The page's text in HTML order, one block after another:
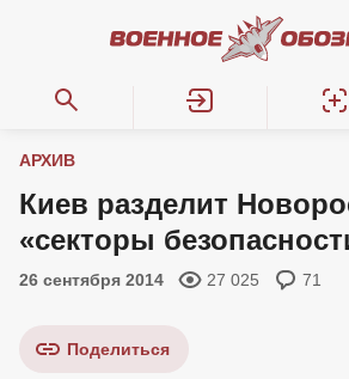
АРХИВ
Киев разделит
«секторы
26 сентября 2014 27 025 71
Поделиться